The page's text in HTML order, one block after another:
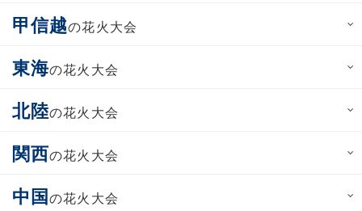
甲信越の花火大会
東海の花火大会
北陸の花火大会
関西の花火大会
中国の花火大会